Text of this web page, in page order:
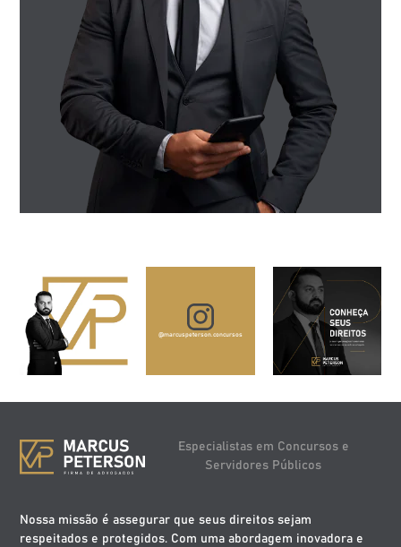
@marcuspeterson.concursos
Especialistas em Concursos e
Servidores Públicos
Nossa missão é assegurar que seus direitos sejam
respeitados e protegidos. Com uma abordagem inovadora e